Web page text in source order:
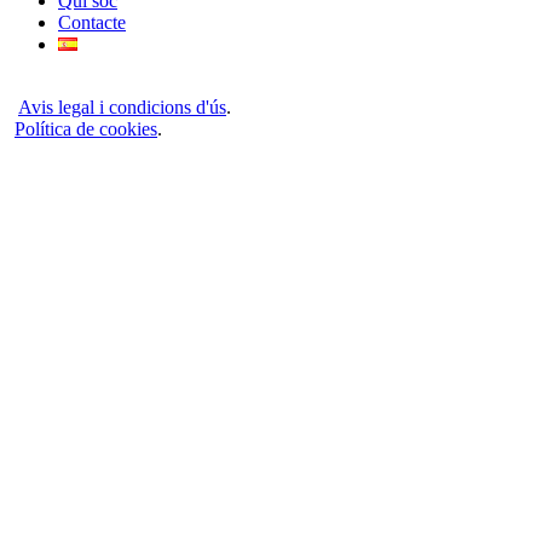
Contacte
Avis legal i condicions d'ús.
Política de cookies.